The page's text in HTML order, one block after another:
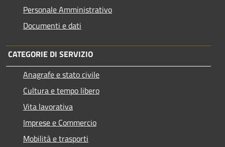
Personale Amministrativo
Documenti e dati
CATEGORIE DI SERVIZIO
Anagrafe e stato civile
Cultura e tempo libero
Vita lavorativa
Imprese e Commercio
Mobilità e trasporti